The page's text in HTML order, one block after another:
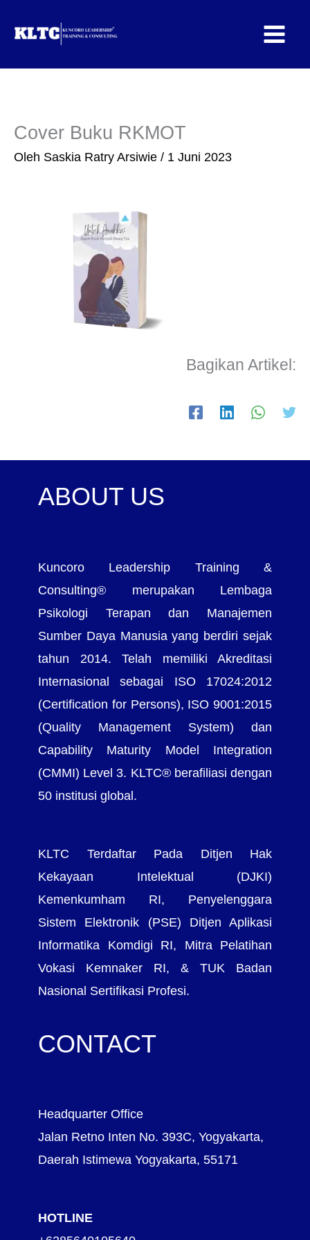
Cover Buku RKMOT
Oleh Saskia Ratry Arsiwie / 1 Juni 2023
Bagikan Artikel:
ABOUT US
Kuncoro Leadership Training &
Consulting® merupakan Lembaga
Psikologi Terapan dan Manajemen
Sumber Daya Manusia yang berdiri sejak
tahun 2014. Telah memiliki Akreditasi
Internasional sebagai ISO 17024:2012
(Certification for Persons), ISO 9001:2015
(Quality Management System) dan
Capability Maturity Model Integration
(CMMI) Level 3. KLTC® berafiliasi dengan
50 institusi global.
KLTC Terdaftar Pada Ditjen Hak
Kekayaan Intelektual (DJKI)
Kemenkumham RI, Penyelenggara
Sistem Elektronik (PSE) Ditjen Aplikasi
Informatika Komdigi RI, Mitra Pelatihan
Vokasi Kemnaker RI, & TUK Badan
Nasional Sertifikasi Profesi.
CONTACT
Headquarter Office
Jalan Retno Inten No. 393C, Yogyakarta,
Daerah Istimewa Yogyakarta, 55171
HOTLINE